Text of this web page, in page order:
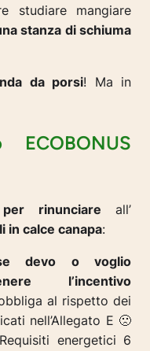
studiare mangiare
stanza di schiuma
da porsi! Ma in
ECOBONUS
rinunciare all’
in calce canapa:
devo o voglio
l’incentivo
al rispetto dei
nell’Allegato E 🙁
energetici 6